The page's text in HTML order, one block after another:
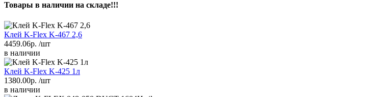
Товары в наличии на складе!!!
Клей K-Flex K-467 2,6
4459.06р. /шт
в наличии
Клей K-Flex K-425 1л
1380.00р. /шт
в наличии